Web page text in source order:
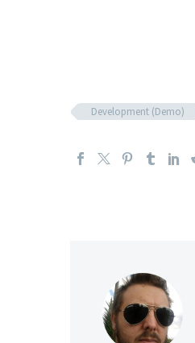
Development (Demo)